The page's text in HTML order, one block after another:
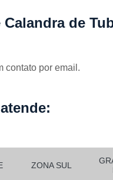
de
contato por email.
ZONA SUL